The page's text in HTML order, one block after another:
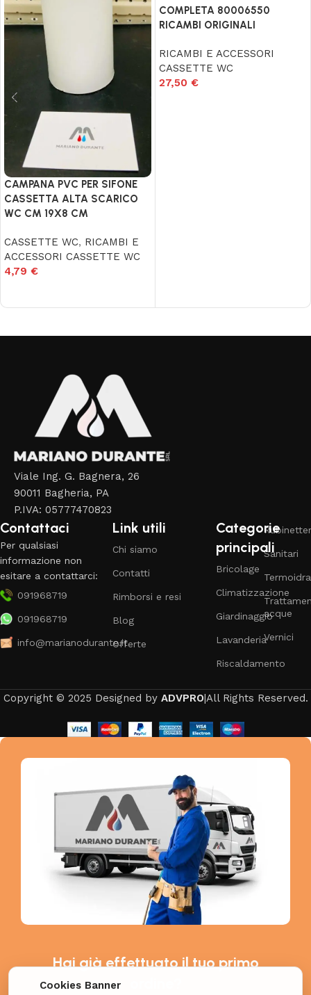
Cookies Banner
CAMPANA PVC PER SIFONE
CASSETTA ALTA SCARICO
WC CM 19X8 CM
CASSETTE WC, RICAMBI E
ACCESSORI CASSETTE WC
4,79 €
COMPLETA 80006550
RICAMBI ORIGINALI
RICAMBI E ACCESSORI
CASSETTE WC
27,50 €
Viale Ing. G. Bagnera, 26
90011 Bagheria, PA
P.IVA: 05777470823
Contattaci
Per qualsiasi
informazione non
esitare a contattarci:
091968719
091968719
info@marianodurante.it
Link utili
Chi siamo
Contatti
Rimborsi e resi
Blog
Offerte
Categorie
principali
Bricolage
Climatizzazione
Giardinaggio
Lavanderia
Riscaldamento
Sanitari
acque
Vernici
Copyright © 2025 Designed by ADVPRO|All Rights Reserved.
Hai già effettuato il tuo primo